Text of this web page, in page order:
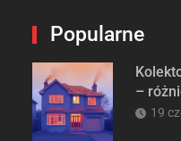
Popularne
–
19